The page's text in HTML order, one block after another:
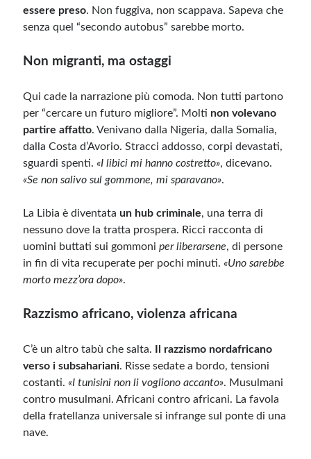
essere preso. Non fuggiva, non scappava. Sapeva che
senza quel “secondo autobus” sarebbe morto.
Non migranti, ma ostaggi
Qui cade la narrazione più comoda. Non tutti partono
per “cercare un futuro migliore”. Molti non volevano
partire affatto. Venivano dalla Nigeria, dalla Somalia,
dalla Costa d’Avorio. Stracci addosso, corpi devastati,
sguardi spenti.«I libici mi hanno costretto», dicevano.
«Se non salivo sul gommone, mi sparavano».
La Libia è diventataun hub criminale, una terra di
nessuno dove la tratta prospera. Ricci racconta di
uomini buttati sui gommoniper liberarsene, di persone
in fin di vita recuperate per pochi minuti.«Uno sarebbe
morto mezz’ora dopo».
Razzismo africano, violenza africana
C’è un altro tabù che salta.
Il razzismo nordafricano
verso i subsahariani. Risse sedate a bordo, tensioni
costanti.«I tunisini non li vogliono accanto». Musulmani
contro musulmani. Africani contro africani. La favola
della fratellanza universale si infrange sul ponte di una
nave.